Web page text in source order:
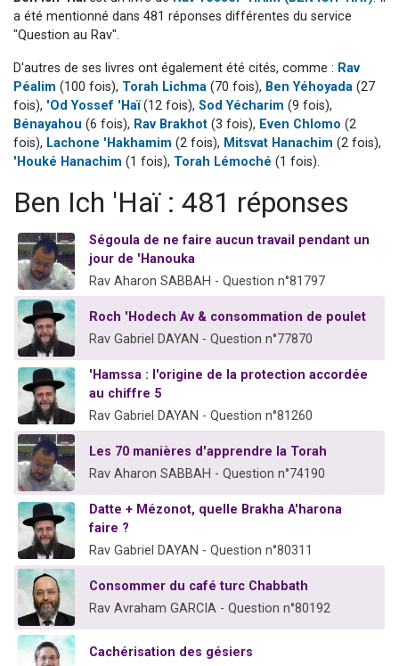
Il reste 49 places pour étudier en groupe sur Zoom
3 personnes viennent de nous rejoindre sur WhatsApp
2 personnes viennent de nous rejoindre sur WhatsApp
a été mentionné dans 481 réponses différentes du service
"Question au Rav".
D'autres de ses livres ont également été cités, comme : Rav
Péalim (100 fois), Torah Lichma (70 fois), Ben Yéhoyada (27
fois), 'Od Yossef 'Haï(12 fois), Sod Yécharim (9 fois),
Bénayahou (6 fois), Rav Brakhot (3 fois), Even Chlomo (2
fois), Lachone 'Hakhamim (2 fois), Mitsvat Hanachim (2 fois),
'Houké Hanachim (1 fois), Torah Lémoché (1 fois).
Ben Ich 'Haï : 481 réponses
Ségoula de ne faire aucun travail pendant un
jour de 'Hanouka
Rav Aharon SABBAH - Question n°81797
Roch 'Hodech Av & consommation de poulet
Rav Gabriel DAYAN - Question n°77870
'Hamssa : l'origine de la protection accordée
au chiffre 5
Rav Gabriel DAYAN - Question n°81260
Les 70 manières d'apprendre la Torah
Rav Aharon SABBAH - Question n°74190
Datte + Mézonot, quelle Brakha A'harona
faire ?
Rav Gabriel DAYAN - Question n°80311
Consommer du café turc Chabbath
Rav Avraham GARCIA - Question n°80192
Cachérisation des gésiers